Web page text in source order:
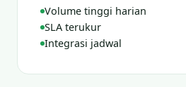
Volume tinggi harian
SLA terukur
Integrasi jadwal